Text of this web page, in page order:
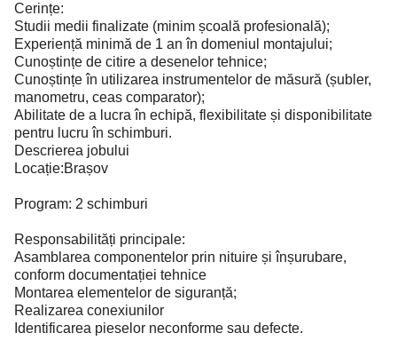
Cerințe:
Studii medii finalizate (minim școală profesională);
Experiență minimă de 1 an în domeniul montajului;
Cunoștințe de citire a desenelor tehnice;
Cunoștințe în utilizarea instrumentelor de măsură (șubler,
manometru, ceas comparator);
Abilitate de a lucra în echipă, flexibilitate și disponibilitate
pentru lucru în schimburi.
Descrierea jobului
Locație:Brașov
Program: 2 schimburi
Responsabilități principale:
Asamblarea componentelor prin nituire și înșurubare,
conform documentației tehnice
Montarea elementelor de siguranță;
Realizarea conexiunilor
Identificarea pieselor neconforme sau defecte.